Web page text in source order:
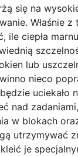
się na
Właśnie
ile ciepła
lub
nieco
uciekało
nad
w blokach
utrzymywać
je